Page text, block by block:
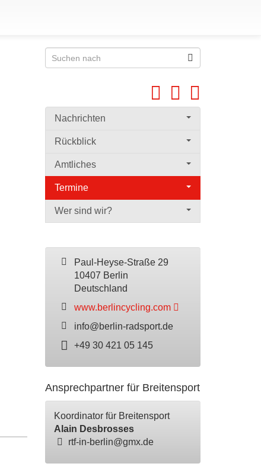
Nachrichten
Rückblick
Amtliches
Termine
Wer sind wir?
Paul-Heyse-Straße 29
10407 Berlin
Deutschland
www.berlincycling.com
info@berlin-radsport.de
+49 30 421 05 145
Ansprechpartner für Breitensport
Koordinator für Breitensport
Alain Desbrosses
rtf-in-berlin@gmx.de